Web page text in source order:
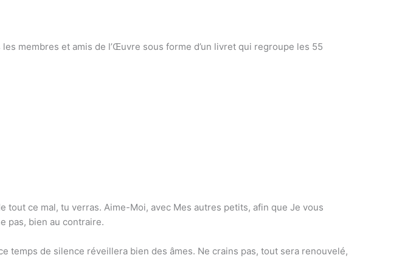
membres et amis de l’Œuvre sous forme d’un livret qui regroupe les 55
tout ce mal, tu verras. Aime-Moi, avec Mes autres petits, afin que Je vous
pas, bien au contraire.
temps de silence réveillera bien des âmes. Ne crains pas, tout sera renouvelé,